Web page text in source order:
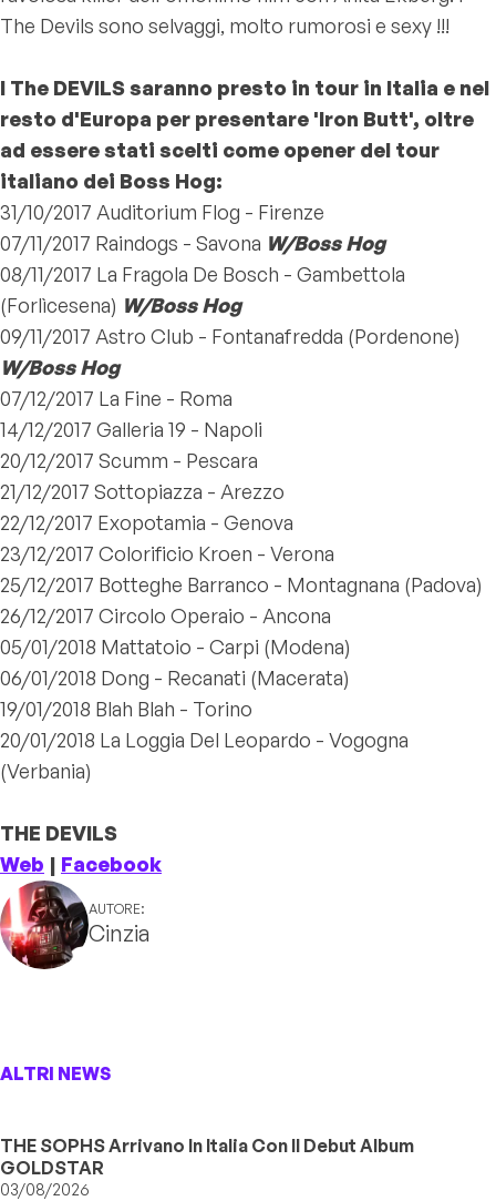
The Devils sono selvaggi, molto rumorosi e sexy !!!
I The DEVILS saranno presto in tour in Italia e nel
resto d'Europa per presentare 'Iron Butt', oltre
ad essere stati scelti come opener del tour
italiano dei Boss Hog:
31/10/2017 Auditorium Flog - Firenze
07/11/2017 Raindogs - Savona W/Boss Hog
08/11/2017 La Fragola De Bosch - Gambettola
(Forlìcesena) W/Boss Hog
09/11/2017 Astro Club - Fontanafredda (Pordenone)
W/Boss Hog
07/12/2017 La Fine - Roma
14/12/2017 Galleria 19 - Napoli
20/12/2017 Scumm - Pescara
21/12/2017 Sottopiazza - Arezzo
22/12/2017 Exopotamia - Genova
23/12/2017 Colorificio Kroen - Verona
25/12/2017 Botteghe Barranco - Montagnana (Padova)
26/12/2017 Circolo Operaio - Ancona
05/01/2018 Mattatoio - Carpi (Modena)
06/01/2018 Dong - Recanati (Macerata)
19/01/2018 Blah Blah - Torino
20/01/2018 La Loggia Del Leopardo - Vogogna
(Verbania)
THE DEVILS
Web | Facebook
AUTORE:
Cinzia
ALTRI NEWS
THE SOPHS Arrivano In Italia Con Il Debut Album
GOLDSTAR
03/08/2026